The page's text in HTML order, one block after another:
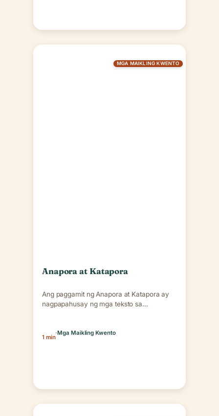
MGA MAIKLING KWENTO
Anapora at Katapora
Ang paggamit ng Anapora at Katapora ay
nagpapahusay ng mga teksto sa
1 min
·Mga Maikling Kwento